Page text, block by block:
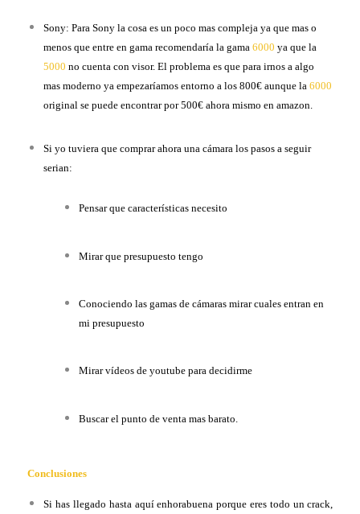
Sony: Para Sony la cosa es un poco mas compleja ya que mas o
menos que entre en gama recomendaría la gama6000 ya que la
5000 no cuenta con visor. El problema es que para irnos a algo
mas moderno ya empezaríamos entorno a los 800€ aunque la6000
original se puede encontrar por 500€ ahora mismo en amazon.
Si yo tuviera que comprar ahora una cámara los pasos a seguir
serian:
Pensar que características necesito
Mirar que presupuesto tengo
Conociendo las gamas de cámaras mirar cuales entran en
mi presupuesto
Mirar vídeos de youtube para decidirme
Buscar el punto de venta mas barato.
Conclusiones
Si has llegado hasta aquí enhorabuena porque eres todo un crack,